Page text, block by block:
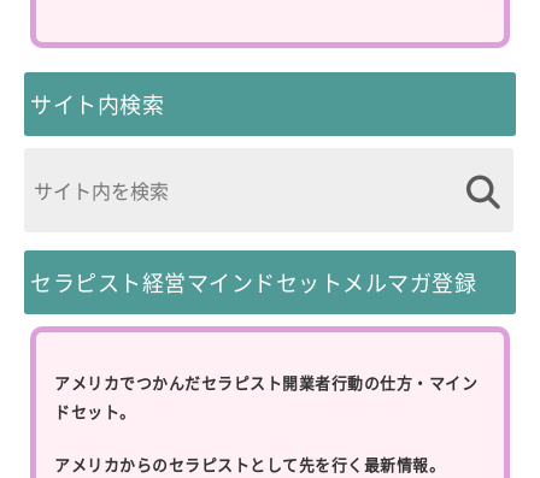
サイト内検索
セラピスト経営マインドセットメルマガ登録
アメリカでつかんだセラピスト開業者行動の仕方・マイン
ドセット。
アメリカからのセラピストとして先を行く最新情報。